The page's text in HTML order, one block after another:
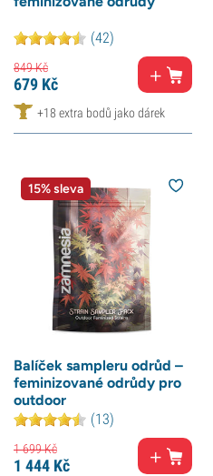
(42)
849Kč
679 Kč
+18 extra bodů jako dárek
15% sleva
Balíček sampleru odrůd –
feminizované odrůdy pro
outdoor
(13)
1 699Kč
1 444 Kč